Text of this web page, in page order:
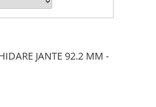
JANTE 92.2 MM -